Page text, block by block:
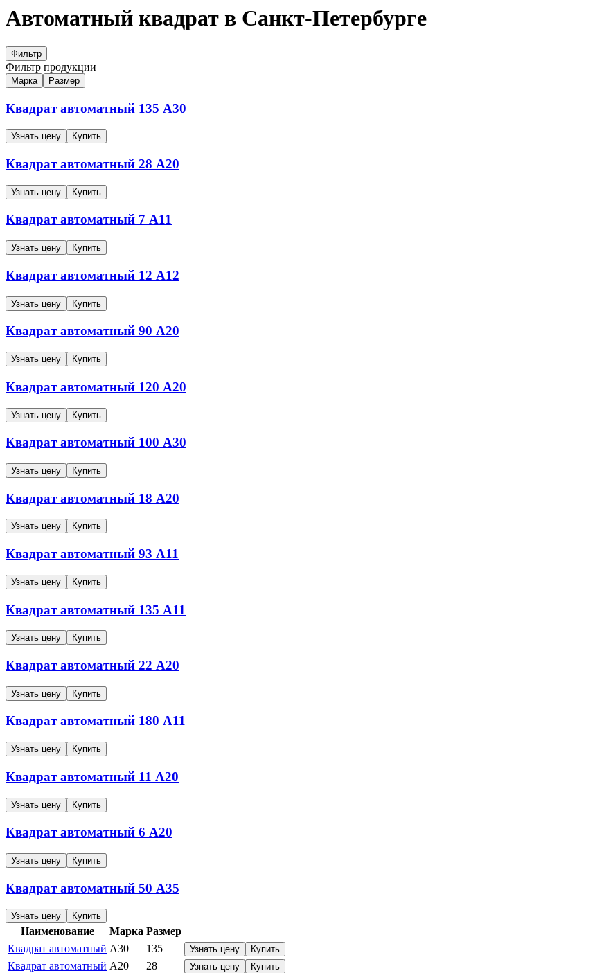
Автоматный квадрат в Санкт-Петербурге
Фильтр
Фильтр продукции
Марка Размер
Квадрат автоматный 135 А30
Узнать цену Купить
Квадрат автоматный 28 А20
Узнать цену Купить
Квадрат автоматный 7 А11
Узнать цену Купить
Квадрат автоматный 12 А12
Узнать цену Купить
Квадрат автоматный 90 А20
Узнать цену Купить
Квадрат автоматный 120 А20
Узнать цену Купить
Квадрат автоматный 100 А30
Узнать цену Купить
Квадрат автоматный 18 А20
Узнать цену Купить
Квадрат автоматный 93 А11
Узнать цену Купить
Квадрат автоматный 135 А11
Узнать цену Купить
Квадрат автоматный 22 А20
Узнать цену Купить
Квадрат автоматный 180 А11
Узнать цену Купить
Квадрат автоматный 11 А20
Узнать цену Купить
Квадрат автоматный 6 А20
Узнать цену Купить
Квадрат автоматный 50 А35
Узнать цену Купить
Наименование Марка Размер
Квадрат автоматный А30 135 Узнать цену Купить
Квадрат автоматный А20 28 Узнать цену Купить